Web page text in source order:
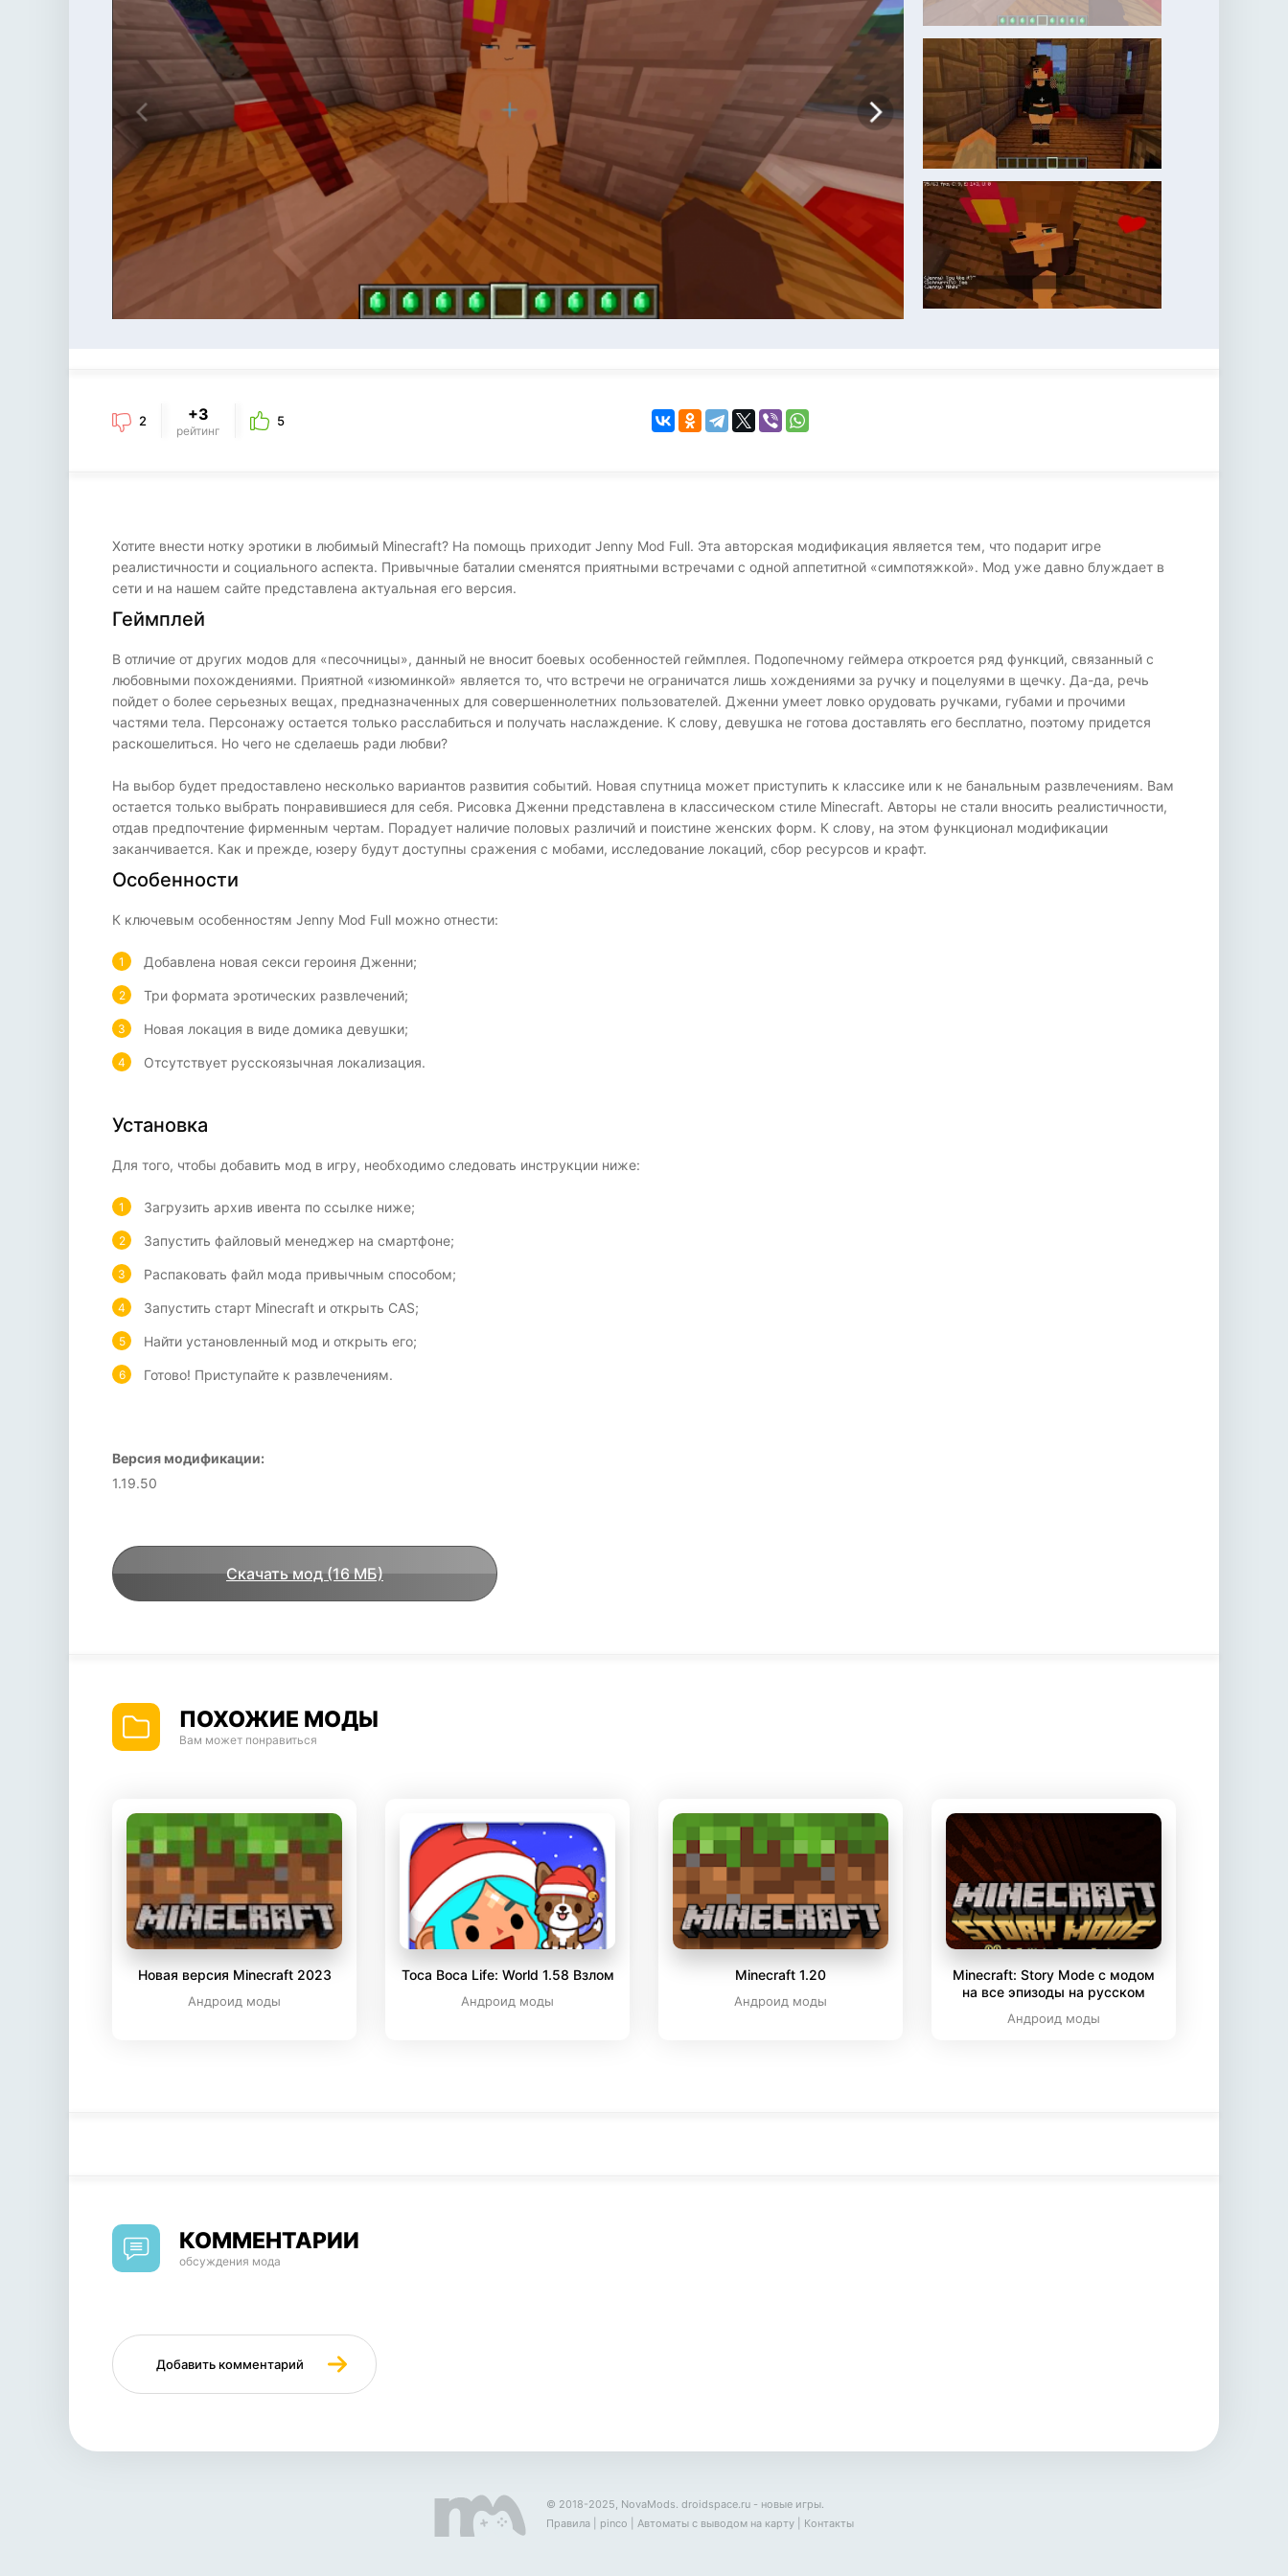
KINGDOM COME:
DELIVERANCE
бродилка
2 +3
рейтинг
5
Хотите внести нотку эротики в любимый Minecraft? На помощь приходит Jenny Mod Full. Эта авторская модификация является тем, что подарит игре
реалистичности и социального аспекта. Привычные баталии сменятся приятными встречами с одной аппетитной «симпотяжкой». Мод уже давно блуждает в
сети и на нашем сайте представлена актуальная его версия.
Геймплей
В отличие от других модов для «песочницы», данный не вносит боевых особенностей геймплея. Подопечному геймера откроется ряд функций, связанный с
любовными похождениями. Приятной «изюминкой» является то, что встречи не ограничатся лишь хождениями за ручку и поцелуями в щечку. Да-да, речь
пойдет о более серьезных вещах, предназначенных для совершеннолетних пользователей. Дженни умеет ловко орудовать ручками, губами и прочими
частями тела. Персонажу остается только расслабиться и получать наслаждение. К слову, девушка не готова доставлять его бесплатно, поэтому придется
раскошелиться. Но чего не сделаешь ради любви?
На выбор будет предоставлено несколько вариантов развития событий. Новая спутница может приступить к классике или к не банальным развлечениям. Вам
остается только выбрать понравившиеся для себя. Рисовка Дженни представлена в классическом стиле Minecraft. Авторы не стали вносить реалистичности,
отдав предпочтение фирменным чертам. Порадует наличие половых различий и поистине женских форм. К слову, на этом функционал модификации
заканчивается. Как и прежде, юзеру будут доступны сражения с мобами, исследование локаций, сбор ресурсов и крафт.
Особенности
К ключевым особенностям Jenny Mod Full можно отнести:
Добавлена новая секси героиня Дженни;
Три формата эротических развлечений;
Новая локация в виде домика девушки;
Отсутствует русскоязычная локализация.
Установка
Для того, чтобы добавить мод в игру, необходимо следовать инструкции ниже:
Загрузить архив ивента по ссылке ниже;
Запустить файловый менеджер на смартфоне;
Распаковать файл мода привычным способом;
Запустить старт Minecraft и открыть CAS;
Найти установленный мод и открыть его;
Готово! Приступайте к развлечениям.
Версия модификации:
1.19.50
Скачать мод (16 МБ)
ПОХОЖИЕ МОДЫ
Вам может понравиться
Новая версия Minecraft 2023
Андроид моды
Toca Boca Life: World 1.58 Взлом
Андроид моды
Minecraft 1.20
Андроид моды
Minecraft: Story Mode с модом
на все эпизоды на русском
Андроид моды
КОММЕНТАРИИ
обсуждения мода
Добавить комментарий
© 2018-2025, NovaMods. droidspace.ru - новые игры.
Правила
pinco Автоматы с выводом на карту Контакты